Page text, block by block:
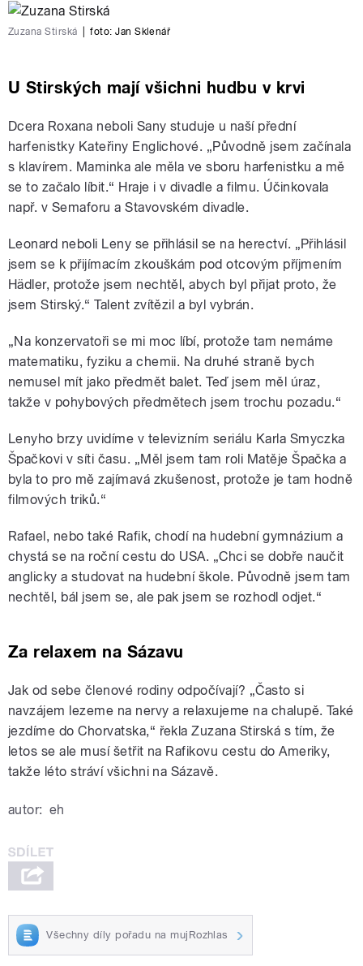
Zuzana Stirská foto:Jan Sklenář
U Stirských mají všichni hudbu v krvi
Dcera Roxana neboli Sany studuje u naší přední
harfenistky Kateřiny Englichové. „Původně jsem začínala
s klavírem. Maminka ale měla ve sboru harfenistku a mě
se to začalo líbit.“ Hraje i v divadle a filmu. Účinkovala
např. v Semaforu a Stavovském divadle.
Leonard neboli Leny se přihlásil se na herectví. „Přihlásil
jsem se k přijímacím zkouškám pod otcovým příjmením
Hädler, protože jsem nechtěl, abych byl přijat proto, že
jsem Stirský.“ Talent zvítězil a byl vybrán.
„Na konzervatoři se mi moc líbí, protože tam nemáme
matematiku, fyziku a chemii. Na druhé straně bych
nemusel mít jako předmět balet. Teď jsem měl úraz,
takže v pohybových předmětech jsem trochu pozadu.“
Lenyho brzy uvidíme v televizním seriálu Karla Smyczka
Špačkovi v síti času. „Měl jsem tam roli Matěje Špačka a
byla to pro mě zajímavá zkušenost, protože je tam hodně
filmových triků.“
Rafael, nebo také Rafik, chodí na hudební gymnázium a
chystá se na roční cestu do USA. „Chci se dobře naučit
anglicky a studovat na hudební škole. Původně jsem tam
nechtěl, bál jsem se, ale pak jsem se rozhodl odjet.“
Za relaxem na Sázavu
Jak od sebe členové rodiny odpočívají? „Často si
navzájem lezeme na nervy a relaxujeme na chalupě. Také
jezdíme do Chorvatska,“ řekla Zuzana Stirská s tím, že
letos se ale musí šetřit na Rafikovu cestu do Ameriky,
takže léto stráví všichni na Sázavě.
autor: eh
Všechny díly pořadu na mujRozhlas